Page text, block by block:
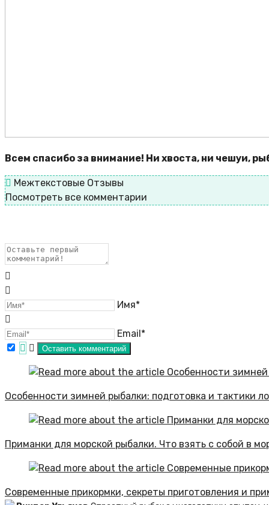
Всем спасибо за внимание! Ни хвоста, ни чешуи,
Межтекстовые Отзывы
Посмотреть все комментарии
Имя*
Email*
Особенности зимней рыбалки: подготовка и тактики
Приманки для морской рыбалки. Что взять с собой в
Современные прикормки, секреты приготовления и